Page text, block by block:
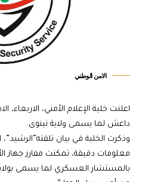
الامن الوطني
اعلنت خلية الإعلام الأمني،
داعش لما يسمى ولاية نينوى.
وذكرت الخلية في بيان
معلومات دقيقة، تمكنت مفارز جهاز
بالمستشار العسكري لما يسمى